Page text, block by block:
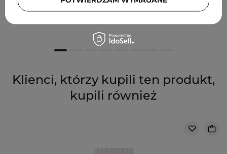
Klienci, którzy kupili ten produkt,
kupili również